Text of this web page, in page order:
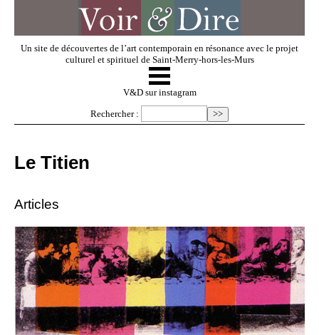
Un site de découvertes de l’art contemporain en résonance avec le projet
culturel et spirituel de Saint-Merry-hors-les-Murs
V & D
Regarder
Dossiers
Événements
☰
V&D sur instagram
Rechercher :
Le Titien
Articles